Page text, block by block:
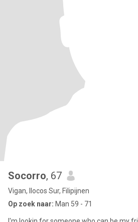
Socorro, 67
Vigan, Ilocos Sur, Filipijnen
Op zoek naar: Man 59 - 71